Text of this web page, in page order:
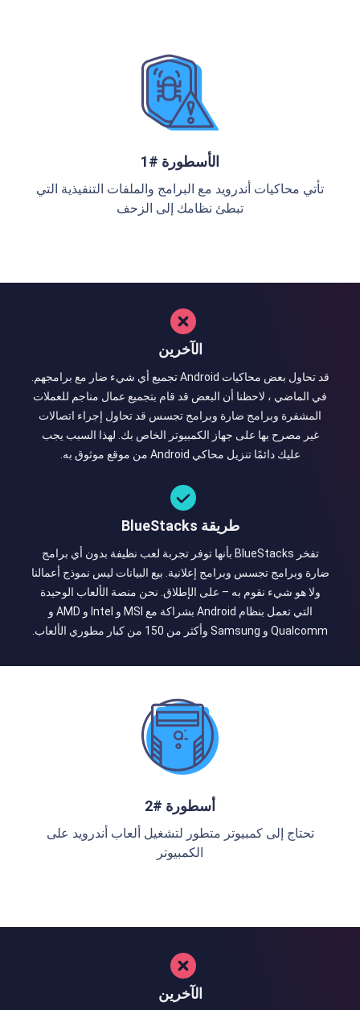
الأسطورة #1
تأتي محاكيات أندرويد مع البرامج والملفات التنفيذية التي
تبطئ نظامك إلى الزحف
الآخرين
قد تحاول بعض محاكيات Android تجميع أي شيء ضار مع برامجهم.
في الماضي ، لاحظنا أن البعض قد قام بتجميع عمال مناجم للعملات
المشفرة وبرامج ضارة وبرامج تجسس قد تحاول إجراء اتصالات
غير مصرح بها على جهاز الكمبيوتر الخاص بك. لهذا السبب يجب
عليك دائمًا تنزيل محاكي Android من موقع موثوق به.
طريقة BlueStacks
تفخر BlueStacks بأنها توفر تجربة لعب نظيفة بدون أي برامج
ضارة وبرامج تجسس وبرامج إعلانية. بيع البيانات ليس نموذج أعمالنا
ولا هو شيء نقوم به – على الإطلاق. نحن منصة الألعاب الوحيدة
التي تعمل بنظام Android بشراكة مع MSI و Intel و AMD و
Qualcomm و Samsung وأكثر من 150 من كبار مطوري الألعاب.
أسطورة #2
تحتاج إلى كمبيوتر متطور لتشغيل ألعاب أندرويد على
الكمبيوتر
الآخرين